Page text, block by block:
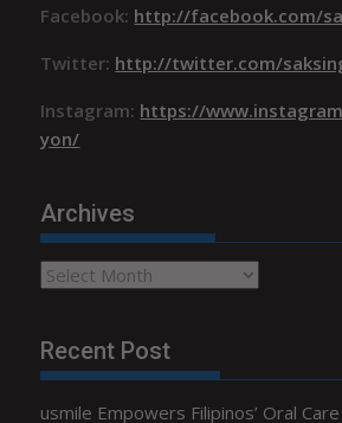
Facebook: http://facebook.com/
Twitter: http://twitter.com/
Instagram: https://
yon/
Archives
Archives
Recent Post
usmile Empowers Filipinos’ Oral